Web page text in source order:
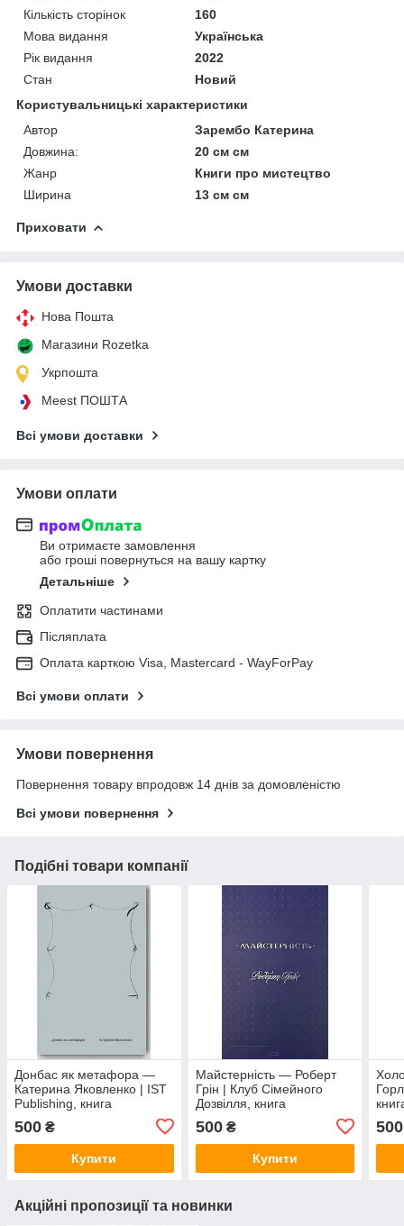
Кількість сторінок
160
Мова видання
Українська
Рік видання
2022
Стан
Новий
Користувальницькі характеристики
Автор
Зарембо Катерина
Довжина:
20 см см
Жанр
Книги про мистецтво
Ширина
13 см см
Приховати
Умови доставки
Нова Пошта
Магазини Rozetka
Укрпошта
Meest ПОШТА
Всі умови доставки
Умови оплати
Ви отримаєте замовлення
або гроші повернуться на вашу картку
Детальніше
Оплатити частинами
Післяплата
Оплата карткою Visa, Mastercard - WayForPay
Всі умови оплати
Умови повернення
Повернення товару впродовж 14 днів за домовленістю
Всі умови повернення
Подібні товари компанії
Донбас як метафора —
Катерина Яковленко | IST
Publishing, книга
українською, нова, мʼяка
500 ₴
Купити
Майстерність — Роберт
Грін | Клуб Сімейного
Дозвілля, книга
українською, нова, тверда
500₴
Купити
500
Акційні пропозиції та новинки